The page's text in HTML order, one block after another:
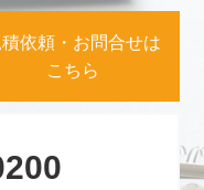
積依頼・お問合せは
こちら